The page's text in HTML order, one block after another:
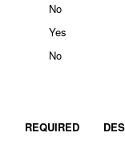
No
Yes
No
REQUIRED